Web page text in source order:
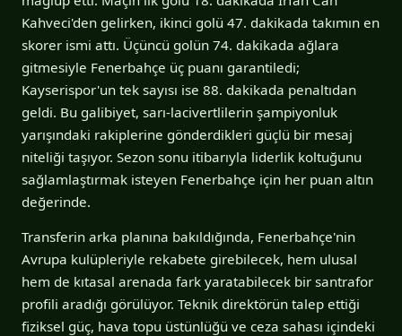
Kahveci'den gelirken, ikinci golü 47. dakikada takımın en
skorer ismi attı. Üçüncü golün 74. dakikada ağlara
gitmesiyle Fenerbahçe üç puanı garantiledi;
Kayserispor'un tek sayısı ise 88. dakikada penaltıdan
geldi. Bu galibiyet, sarı-lacivertlilerin şampiyonluk
yarışındaki rakiplerine gönderdikleri güçlü bir mesaj
niteliği taşıyor. Sezon sonu itibarıyla liderlik koltuğunu
sağlamlaştırmak isteyen Fenerbahçe için her puan altın
değerinde.
Transferin arka planına bakıldığında, Fenerbahçe'nin
Avrupa kulüpleriyle rekabete girebilecek, hem ulusal
hem de kıtasal arenada fark yaratabilecek bir santrafor
profili aradığı görülüyor. Teknik direktörün talep ettiği
fiziksel güç, hava topu üstünlüğü ve ceza sahası içindeki